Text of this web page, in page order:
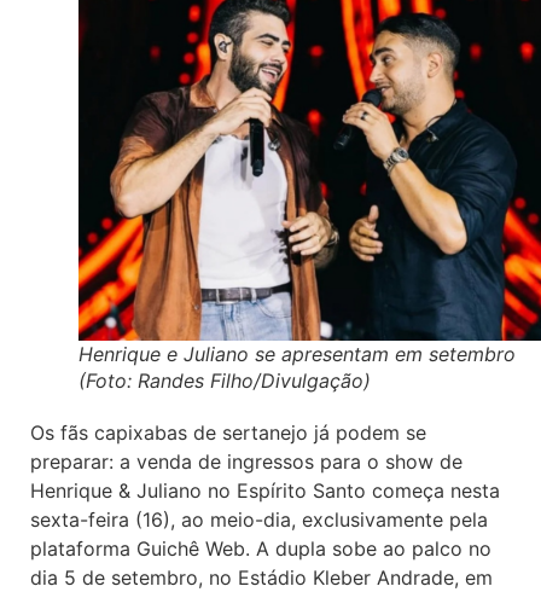
Henrique e Juliano se apresentam em setembro
(Foto: Randes Filho/Divulgação)
Os fãs capixabas de sertanejo já podem se
preparar: a venda de ingressos para o show de
Henrique & Juliano no Espírito Santo começa nesta
sexta-feira (16), ao meio-dia, exclusivamente pela
plataforma Guichê Web. A dupla sobe ao palco no
dia 5 de setembro, no Estádio Kleber Andrade, em